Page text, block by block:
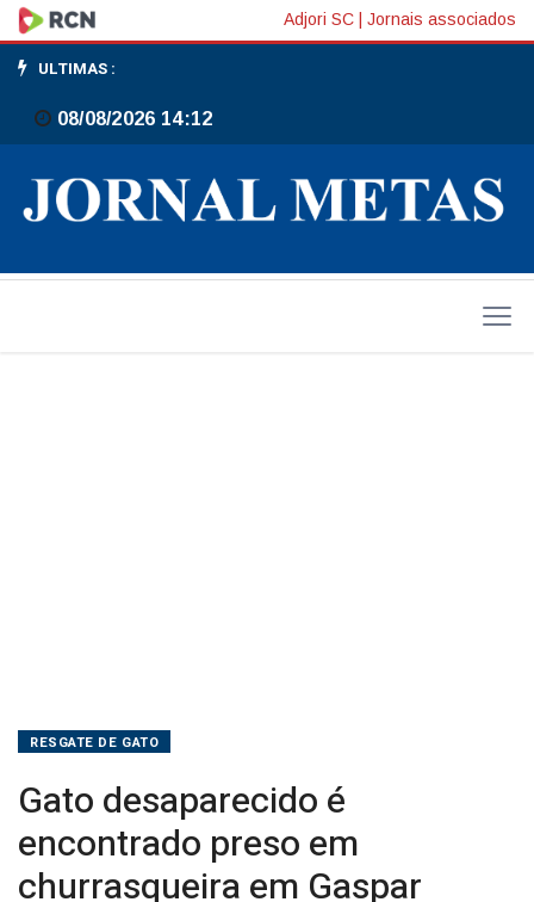
Gato
desaparecido
é
encontrado
preso
em
Adjori SC Jornais associados
ULTIMAS :
08/08/2026 14:12
RESGATE DE GATO
Gato desaparecido é
encontrado preso em
churrasqueira em Gaspar